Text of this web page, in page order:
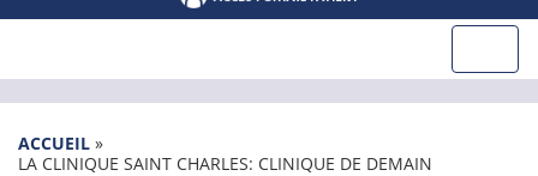
ACCUEIL »
LA CLINIQUE SAINT CHARLES: CLINIQUE DE DEMAIN